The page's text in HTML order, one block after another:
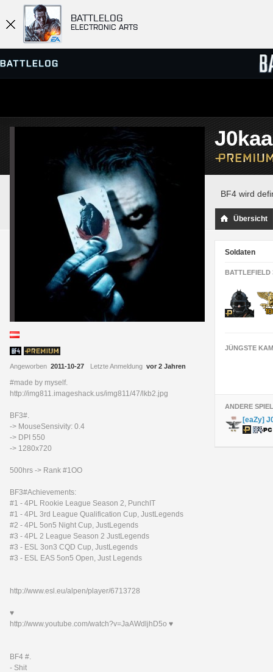
BATTLELOG
ELECTRONIC ARTS
SERVER-BROWSER
MATCHES
Angeworben 2011-10-27 Letzte Anmeldung vor 2 Jahren
#made by myself.
http://img811.imageshack.us/img811/47/lkb2.jpg
BF3#.
-> MouseSensivity: 0.4
-> DPI 550
-> 1280x720
500hrs -> Rank #1OO
BF3#Achievements:
#1 - 4PL Rookie League Season 2, PunchIT
#1 - 4PL 3rd League Qualification Cup, JustLegends
#2 - 4PL 5on5 Night Cup, JustLegends
#3 - 4PL 2 League Season 2 JustLegends
#3 - ESL 3on3 CQD Cup, JustLegends
#3 - ESL EAS 5on5 Open, Just Legends
http://www.esl.eu/alpen/player/6713728
♥
http://www.youtube.com/watch?v=JaAWdljhD5o ♥
BF4 #.
- Shit
BF4 wird
Übersicht
Soldaten
BATTLEFIELD
JÜNGSTE
ANDERE
[eaZy]